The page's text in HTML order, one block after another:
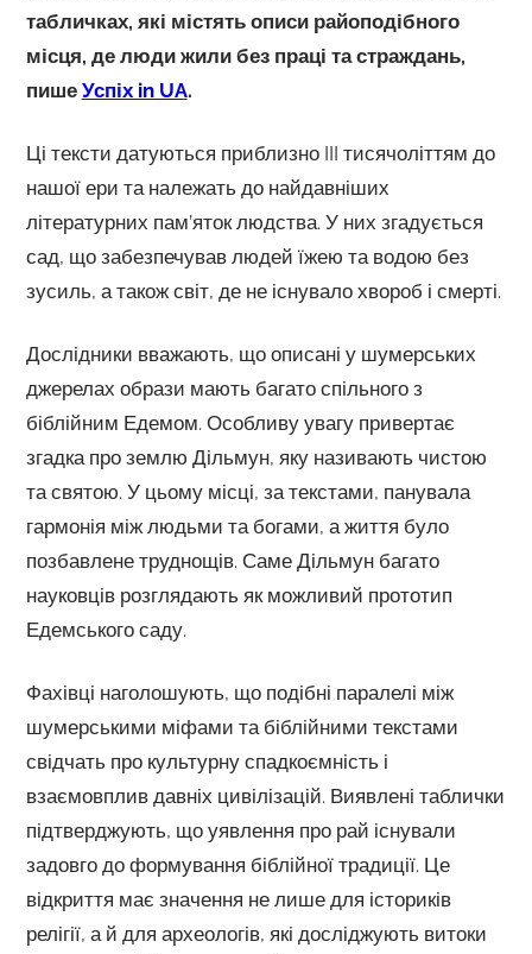
табличках, які містять описи райоподібного
місця, де люди жили без праці та страждань,
пише Успіх in UA.
Ці тексти датуються приблизно III тисячоліттям до
нашої ери та належать до найдавніших
літературних пам’яток людства. У них згадується
сад, що забезпечував людей їжею та водою без
зусиль, а також світ, де не існувало хвороб і смерті.
Дослідники вважають, що описані у шумерських
джерелах образи мають багато спільного з
біблійним Едемом. Особливу увагу привертає
згадка про землю Дільмун, яку називають чистою
та святою. У цьому місці, за текстами, панувала
гармонія між людьми та богами, а життя було
позбавлене труднощів. Саме Дільмун багато
науковців розглядають як можливий прототип
Едемського саду.
Фахівці наголошують, що подібні паралелі між
шумерськими міфами та біблійними текстами
свідчать про культурну спадкоємність і
взаємовплив давніх цивілізацій. Виявлені таблички
підтверджують, що уявлення про рай існували
задовго до формування біблійної традиції. Це
відкриття має значення не лише для істориків
релігії, а й для археологів, які досліджують витоки